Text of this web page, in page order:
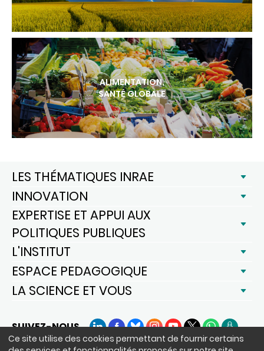
Ce site utilise des cookies permettant de fournir certains
ALIMENTATION,
SANTÉ GLOBALE
LES THÉMATIQUES INRAE
INNOVATION
EXPERTISE ET APPUI AUX
POLITIQUES PUBLIQUES
L'INSTITUT
ESPACE PEDAGOGIQUE
LA SCIENCE ET VOUS
SUIVEZ-NOUS
LinkedInFacebook
BlueSkyInstagram
YouTube
X WhatsAppPodcasts